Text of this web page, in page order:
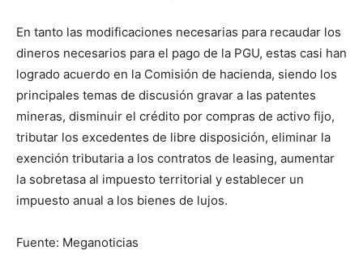
En tanto las modificaciones necesarias para recaudar los
dineros necesarios para el pago de la PGU, estas casi han
logrado acuerdo en la Comisión de hacienda, siendo los
principales temas de discusión gravar a las patentes
mineras, disminuir el crédito por compras de activo fijo,
tributar los excedentes de libre disposición, eliminar la
exención tributaria a los contratos de leasing, aumentar
la sobretasa al impuesto territorial y establecer un
impuesto anual a los bienes de lujos.
Fuente: Meganoticias